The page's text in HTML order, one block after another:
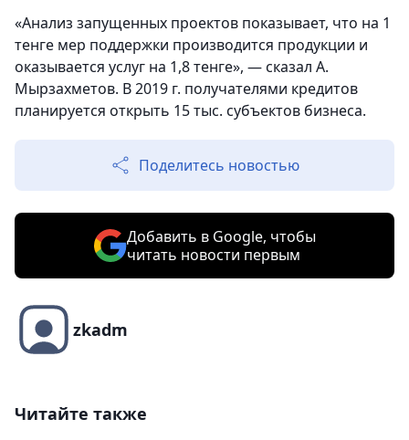
«Анализ запущенных проектов показывает, что на 1
тенге мер поддержки производится продукции и
оказывается услуг на 1,8 тенге», — сказал А.
Мырзахметов. В 2019 г. получателями кредитов
планируется открыть 15 тыс. субъектов бизнеса.
Поделитесь новостью
Добавить в Google, чтобы
читать новости первым
zkadm
Читайте также